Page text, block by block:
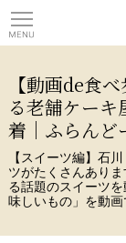
【動画de食
る老舗ケー
着｜ふらんど
【スイーツ編】石
ツがたくさんあり
る話題のスイーツ
味しいもの」を動画